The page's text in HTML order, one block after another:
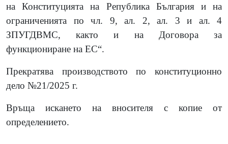
на Конституцията на Република България и на
ограниченията по чл. 9, ал. 2, ал. 3 и ал. 4
ЗПУГДВМС, както и на Договора за
функциониране на ЕС“.
Прекратява производството по конституционно
дело №21/2025 г.
Връща искането на вносителя с копие от
определението.